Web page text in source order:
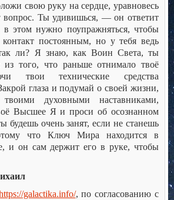
свою руку на сердце, уравновесь
вопрос. Ты удивишься, — он ответит
в этом нужно поупражняться, чтобы
контакт постоянным, но у тебя ведь
ли? Я знаю, как Воин Света, ты
из того, что раньше отнимало твоё
твои технические средства
глаза и подумай о своей жизни,
духовными наставниками,
Высшее Я и проси об осознанном
будешь очень занят, если не станешь
что Ключ Мира находится в
и он сам держит его в руке, чтобы
galactika.info/, по согласованию с